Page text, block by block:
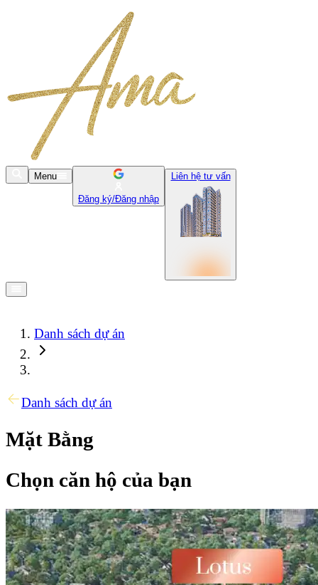
Menu
Đăng ký/Đăng nhập
Liên hệ tư vấn
Danh sách dự án
Danh sách dự án
Mặt Bằng
Chọn căn hộ của bạn